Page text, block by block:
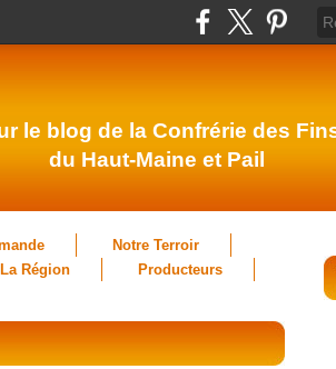
le blog de la Confrérie des
du Haut-Maine et Pail
Notre Terroir
Région Producteurs